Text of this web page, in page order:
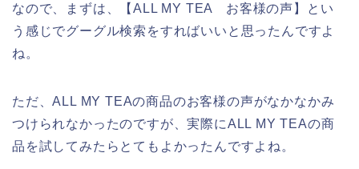
なので、まずは、【ALL MY TEA お客様の声】とい
う感じでグーグル検索をすればいいと思ったんですよ
ね。
ただ、ALL MY TEAの商品のお客様の声がなかなかみ
つけられなかったのですが、実際にALL MY TEAの商
品を試してみたらとてもよかったんですよね。